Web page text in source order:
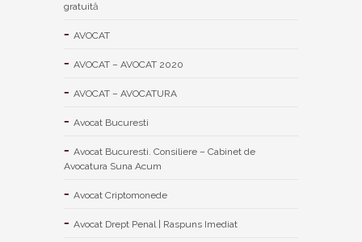
gratuită
AVOCAT
AVOCAT – AVOCAT 2020
AVOCAT – AVOCATURA
Avocat Bucuresti
Avocat Bucuresti. Consiliere – Cabinet de
Avocatura Suna Acum
Avocat Criptomonede
Avocat Drept Penal | Raspuns Imediat